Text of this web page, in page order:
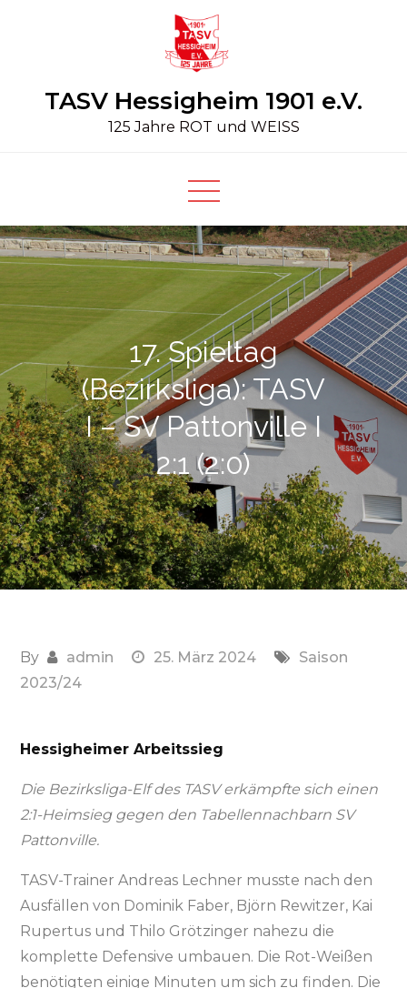
TASV Hessigheim 1901 e.V.
125 Jahre ROT und WEISS
17. Spieltag
(Bezirksliga): TASV
I – SV Pattonville I
2:1 (2:0)
By admin 25. März 2024
Saison
2023/24
Hessigheimer Arbeitssieg
Die Bezirksliga-Elf des TASV erkämpfte sich einen
2:1-Heimsieg gegen den Tabellennachbarn SV
Pattonville.
TASV-Trainer Andreas Lechner musste nach den
Ausfällen von Dominik Faber, Björn Rewitzer, Kai
Rupertus und Thilo Grötzinger nahezu die
komplette Defensive umbauen. Die Rot-Weißen
benötigten einige Minuten um sich zu finden. Die